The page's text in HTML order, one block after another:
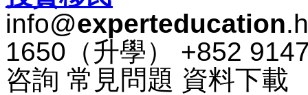
info@experteducation
1650​（​升​學​） +852
咨​詢 常​見​問題 資料​下​載